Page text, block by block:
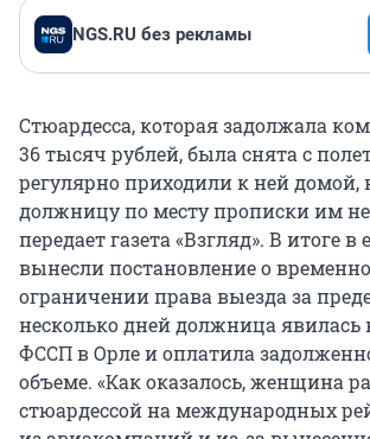
NGS.RU без рекламы
Стюардесса, которая задолжала
36 тысяч рублей, была снята с
регулярно приходили к ней домой,
должницу по месту прописки им не
передает газета «Взгляд». В итоге
вынесли постановление о
ограничении права выезда за
несколько дней должница явилась
ФССП в Орле и оплатила
объеме. «Как оказалось, женщина
стюардессой на международных